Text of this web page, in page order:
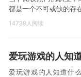
都是一个不可或缺的存
14739人阅读
爱玩游戏的人知
爱玩游戏的人知道什